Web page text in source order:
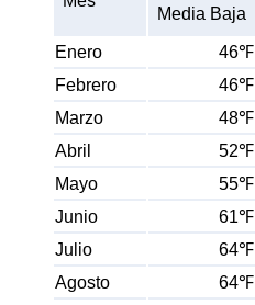
Media Baja
Enero 46℉
Febrero
46℉
Marzo
48℉
Abril
52℉
Mayo
55℉
Junio
61℉
Julio
64℉
Agosto
64℉